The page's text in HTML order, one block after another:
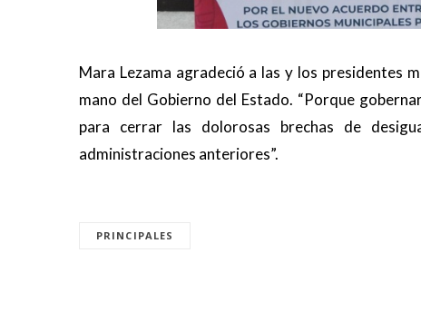
Mara Lezama agradeció a las y los presidentes
mano del Gobierno del Estado. “Porque
para cerrar las dolorosas brechas de
administraciones anteriores”.
PRINCIPALES